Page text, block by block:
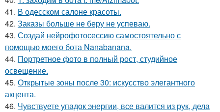
41. В одесском салоне красоты.
42. Заказы больше не беру не успеваю.
43. Создай нейрофотосессию самостоятельно с
помощью моего бота Nanabanana.
44. Портретное фото в полный рост, студийное
освещение.
45. Открытые зоны после 30: искусство элегантного
акцента.
46. Чувствуете упадок энергии, все валится из рук, дела